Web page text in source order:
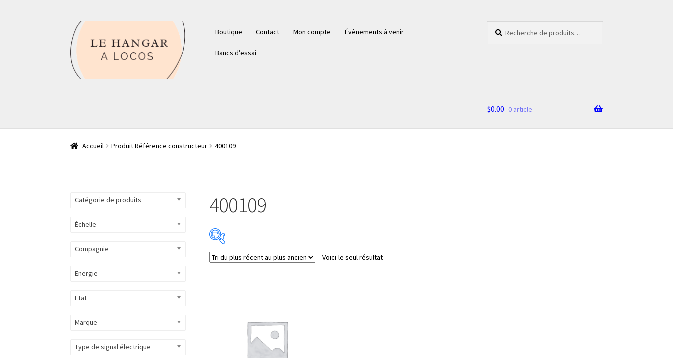
Aller
à
la
navigation
Aller
au
contenu
Boutique Contact Mon compte Évènements à venir
Bancs d’essai
pour :
$0.00 0 article
Accueil Produit Référence constructeur 400109
400109
Catégorie de produits
Voici le seul résultat
Catégorie de produits
Échelle
Compagnie
Energie
Etat
Marque
Type de signal électrique